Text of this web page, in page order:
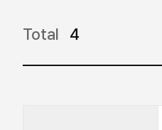
Total 4